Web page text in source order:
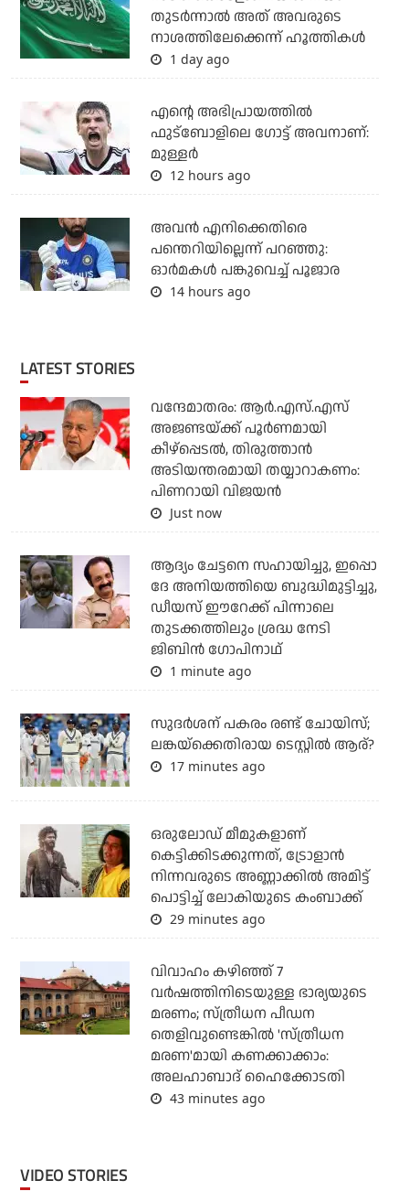
തുടര്‍ന്നാല്‍ അത് അവരുടെ
നാശത്തിലേക്കെന്ന് ഹൂത്തികള്‍
1 day ago
എന്റെ അഭിപ്രായത്തില്‍
ഫുട്‌ബോളിലെ ഗോട്ട് അവനാണ്:
മുള്ളര്‍
12 hours ago
അവന്‍ എനിക്കെതിരെ
പന്തെറിയില്ലെന്ന് പറഞ്ഞു:
ഓര്‍മകള്‍ പങ്കുവെച്ച് പൂജാര
14 hours ago
LATEST STORIES
വന്ദേമാതരം: ആര്‍.എസ്.എസ്
അജണ്ടയ്ക്ക് പൂര്‍ണമായി
കീഴ്‌പ്പെടല്‍, തിരുത്താന്‍
അടിയന്തരമായി തയ്യാറാകണം:
പിണറായി വിജയന്‍
Just now
ആദ്യം ചേട്ടനെ സഹായിച്ചു, ഇപ്പൊ
ദേ അനിയത്തിയെ ബുദ്ധിമുട്ടിച്ചു,
ഡീയസ് ഈറേക്ക് പിന്നാലെ
തുടക്കത്തിലും ശ്രദ്ധ നേടി
ജിബിന്‍ ഗോപിനാഥ്
1 minute ago
സുദര്‍ശന് പകരം രണ്ട് ചോയിസ്;
ലങ്കയ്‌ക്കെതിരായ ടെസ്റ്റില്‍ ആര്?
17 minutes ago
ഒരുലോഡ് മീമുകളാണ്
കെട്ടിക്കിടക്കുന്നത്, ട്രോളാന്‍
നിന്നവരുടെ അണ്ണാക്കില്‍ അമിട്ട്
പൊട്ടിച്ച് ലോകിയുടെ കംബാക്ക്
29 minutes ago
വിവാഹം കഴിഞ്ഞ് 7
വര്‍ഷത്തിനിടെയുള്ള ഭാര്യയുടെ
മരണം; സ്ത്രീധന പീഡന
തെളിവുണ്ടെങ്കില്‍ 'സ്ത്രീധന
മരണ'മായി കണക്കാക്കാം:
അലഹാബാദ് ഹൈക്കോടതി
43 minutes ago
VIDEO STORIES